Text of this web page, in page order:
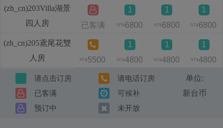
(zh_cn)203Villa湖景
四人房
(zh_cn)205鳶尾花雙
人房
已客满
1
NT$ 6800
1
NT$ 6800
1
NT$ 6800
NT$ 5500
1
NT$4800
1
NT$4800
1
NT$4800
请点击订房
请电话订房
已客满
可候补
预订中
未开放
单位:
新台币